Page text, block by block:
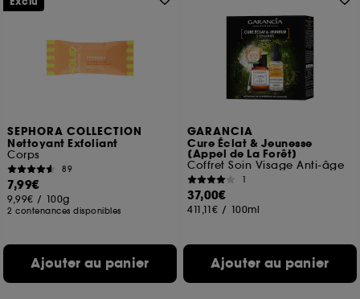
SEPHORA COLLECTION
Nettoyant Exfoliant
Corps
89
7,99€
9,99€ / 100g
2 contenances disponibles
Ajouter au panier
GARANCIA
Cure Éclat & Jeunesse
[Appel de La Forêt]
Coffret Soin Visage Anti-âge
1
37,00€
411,11€ / 100ml
Ajouter au panier